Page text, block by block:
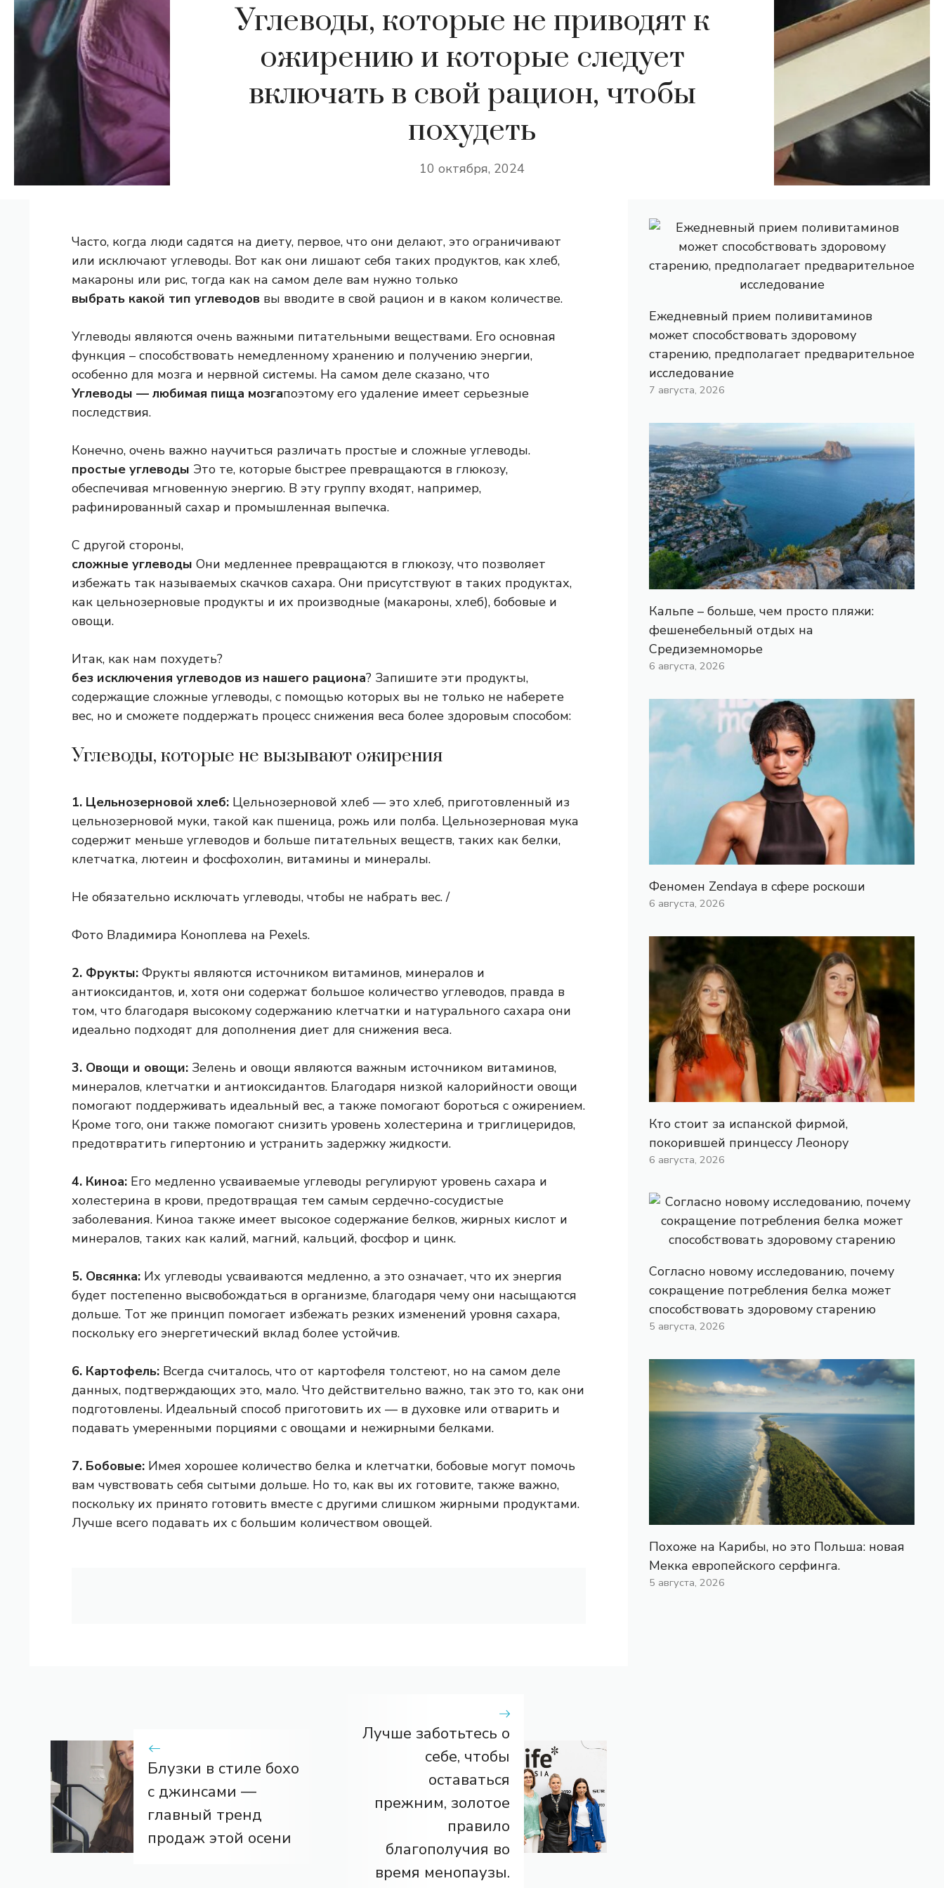
Углеводы, которые не приводят к
ожирению и которые следует
включать в свой рацион, чтобы
похудеть
10 октября, 2024
Часто, когда люди садятся на диету, первое, что они делают, это ограничивают
или исключают углеводы. Вот как они лишают себя таких продуктов, как хлеб,
макароны или рис, тогда как на самом деле вам нужно только
выбрать какой тип углеводов вы вводите в свой рацион и в каком количестве.
Углеводы являются очень важными питательными веществами. Его основная
функция – способствовать немедленному хранению и получению энергии,
особенно для мозга и нервной системы. На самом деле сказано, что
Углеводы — любимая пища мозгапоэтому его удаление имеет серьезные
последствия.
Конечно, очень важно научиться различать простые и сложные углеводы.
простые углеводы Это те, которые быстрее превращаются в глюкозу,
обеспечивая мгновенную энергию. В эту группу входят, например,
рафинированный сахар и промышленная выпечка.
С другой стороны,
сложные углеводы Они медленнее превращаются в глюкозу, что позволяет
избежать так называемых скачков сахара. Они присутствуют в таких продуктах,
как цельнозерновые продукты и их производные (макароны, хлеб), бобовые и
овощи.
Итак, как нам похудеть?
без исключения углеводов из нашего рациона? Запишите эти продукты,
содержащие сложные углеводы, с помощью которых вы не только не наберете
вес, но и сможете поддержать процесс снижения веса более здоровым способом:
Углеводы, которые не вызывают ожирения
1. Цельнозерновой хлеб: Цельнозерновой хлеб — это хлеб, приготовленный из
цельнозерновой муки, такой как пшеница, рожь или полба. Цельнозерновая мука
содержит меньше углеводов и больше питательных веществ, таких как белки,
клетчатка, лютеин и фосфохолин, витамины и минералы.
Не обязательно исключать углеводы, чтобы не набрать вес. /
Фото Владимира Коноплева на Pexels.
2. Фрукты: Фрукты являются источником витаминов, минералов и
антиоксидантов, и, хотя они содержат большое количество углеводов, правда в
том, что благодаря высокому содержанию клетчатки и натурального сахара они
идеально подходят для дополнения диет для снижения веса.
3. Овощи и овощи: Зелень и овощи являются важным источником витаминов,
минералов, клетчатки и антиоксидантов. Благодаря низкой калорийности овощи
помогают поддерживать идеальный вес, а также помогают бороться с ожирением.
Кроме того, они также помогают снизить уровень холестерина и триглицеридов,
предотвратить гипертонию и устранить задержку жидкости.
4. Киноа: Его медленно усваиваемые углеводы регулируют уровень сахара и
холестерина в крови, предотвращая тем самым сердечно-сосудистые
заболевания. Киноа также имеет высокое содержание белков, жирных кислот и
минералов, таких как калий, магний, кальций, фосфор и цинк.
5. Овсянка: Их углеводы усваиваются медленно, а это означает, что их энергия
будет постепенно высвобождаться в организме, благодаря чему они насыщаются
дольше. Тот же принцип помогает избежать резких изменений уровня сахара,
поскольку его энергетический вклад более устойчив.
6. Картофель: Всегда считалось, что от картофеля толстеют, но на самом деле
данных, подтверждающих это, мало. Что действительно важно, так это то, как они
подготовлены. Идеальный способ приготовить их — в духовке или отварить и
подавать умеренными порциями с овощами и нежирными белками.
7. Бобовые: Имея хорошее количество белка и клетчатки, бобовые могут помочь
вам чувствовать себя сытыми дольше. Но то, как вы их готовите, также важно,
поскольку их принято готовить вместе с другими слишком жирными продуктами.
Лучше всего подавать их с большим количеством овощей.
Блузки в стиле бохо
с джинсами —
главный тренд
продаж этой осени
Лучше заботьтесь о
себе, чтобы
оставаться
прежним, золотое
правило
благополучия во
время менопаузы.
Ежедневный прием поливитаминов
может способствовать здоровому
старению, предполагает предварительное
исследование
7 августа, 2026
Кальпе – больше, чем просто пляжи:
фешенебельный отдых на
Средиземноморье
6 августа, 2026
Феномен Zendaya в сфере роскоши
6 августа, 2026
Кто стоит за испанской фирмой,
покорившей принцессу Леонору
6 августа, 2026
Согласно новому исследованию, почему
сокращение потребления белка может
способствовать здоровому старению
5 августа, 2026
Похоже на Карибы, но это Польша: новая
Мекка европейского серфинга.
5 августа, 2026